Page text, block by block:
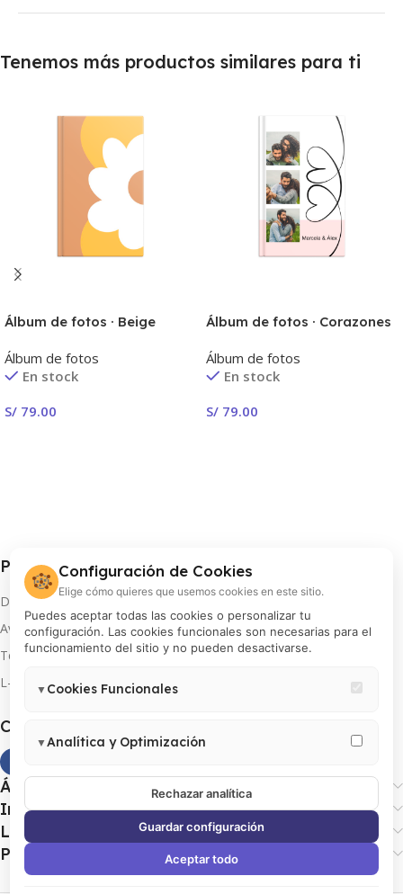
Tenemos más productos similares para ti
Álbum de fotos · Beige
Álbum de fotos
En stock
S/ 79.00
Álbum de fotos · Corazones
Álbum de fotos
En stock
S/ 79.00
Procolor S.A.
Distribuidor oficial de FUJIFILM en Perú
Av. Arequipa 810, Lima
Teléfono: 01 433 8000
L-V 8:00 am a 5:00 pm
Canales oficiales
Área de clientes
Información útil
Legales
Productos
🍪 Configuración de Cookies
Elige cómo quieres que usemos cookies en este sitio.
Puedes aceptar todas las cookies o personalizar tu
configuración. Las cookies funcionales son necesarias para el
funcionamiento del sitio y no pueden desactivarse.
▼ Cookies Funcionales
sesión, preferencias de usuario). Estas cookies no pueden
▼Analítica y Optimización
mejorar la experiencia. Incluye Google Analytics 4, Google Tag
Manager y Meta Pixel.
Rechazar analítica
Guardar configuración
Aceptar todo